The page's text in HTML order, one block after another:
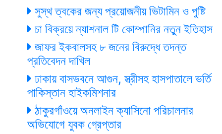
সুস্থ ত্বকের জন্য প্রয়োজনীয় ভিটামিন ও পুষ্টি
চা বিক্রয়ে ন্যাশনাল টি কোম্পানির নতুন ইতিহাস
জাফর ইকবালসহ ৮ জনের বিরুদ্ধে তদন্ত
প্রতিবেদন দাখিল
ঢাকায় বাসভবনে আগুন, স্ত্রীসহ হাসপাতালে ভর্তি
পাকিস্তান হাইকমিশনার
ঠাকুরগাঁওয়ে অনলাইন ক্যাসিনো পরিচালনার
অভিযোগে যুবক গ্রেপ্তার